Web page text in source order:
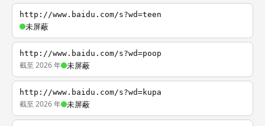
http://www.baidu.com/s?wd=teen
未屏蔽
http://www.baidu.com/s?wd=poop
截至 2026 年 未屏蔽
http://www.baidu.com/s?wd=kupa
截至 2026 年 未屏蔽